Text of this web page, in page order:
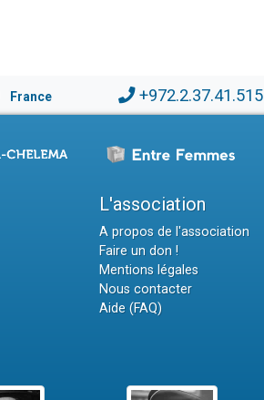
France +972.2.37.41.515
L'association
A propos de l'association
Faire un don !
Mentions légales
Nous contacter
Aide (FAQ)